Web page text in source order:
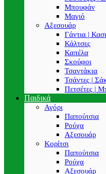
Μπουφάν
Μαγιό
Αξεσουάρ
Γάντια |
Κάλτσες
Καπέλα
Σκούφοι
Τσαντάκια
Τσάντες |
Πετσέτες |
Παιδικά
Αγόρι
Παπούτσια
Ρούχα
Αξεσουάρ
Κορίτσι
Παπούτσια
Ρούχα
Αξεσουάρ